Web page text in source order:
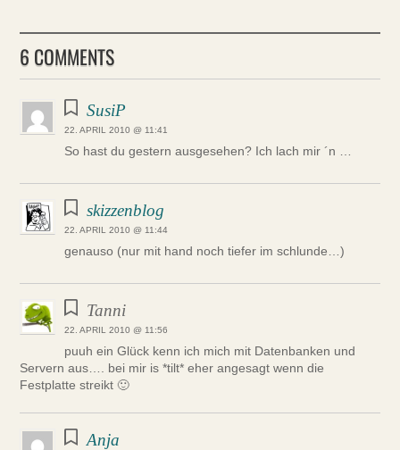
6 COMMENTS
SusiP
22. APRIL 2010 @ 11:41
So hast du gestern ausgesehen? Ich lach mir ´n …
skizzenblog
22. APRIL 2010 @ 11:44
genauso (nur mit hand noch tiefer im schlunde…)
Tanni
22. APRIL 2010 @ 11:56
puuh ein Glück kenn ich mich mit Datenbanken und
Servern aus…. bei mir is *tilt* eher angesagt wenn die
Festplatte streikt 🙂
Anja